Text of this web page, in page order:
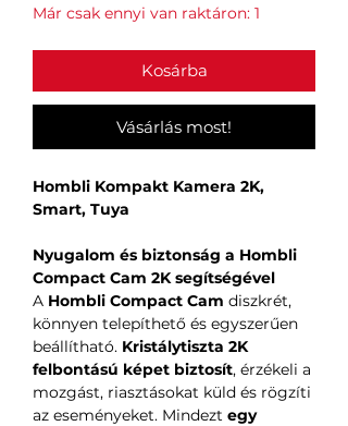
Már csak ennyi van raktáron: 1
Kosárba
Vásárlás most!
Hombli Kompakt Kamera 2K,
Smart, Tuya
Nyugalom és biztonság a Hombli
Compact Cam 2K segítségével
A Hombli Compact Cam diszkrét,
könnyen telepíthető és egyszerűen
beállítható. Kristálytiszta 2K
felbontású képet biztosít, érzékeli a
mozgást, riasztásokat küld és rögzíti
az eseményeket. Mindezt egy